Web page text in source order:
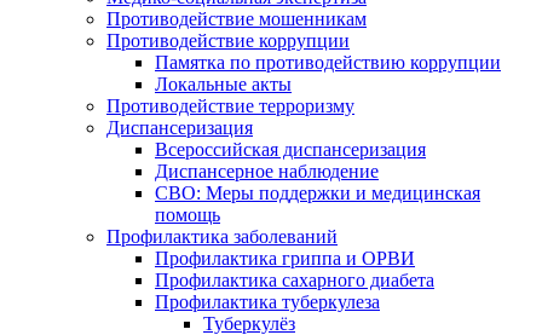
Противодействие мошенникам
Противодействие коррупции
Памятка по противодействию коррупции
Локальные акты
Противодействие терроризму
Диспансеризация
Всероссийская диспансеризация
Диспансерное наблюдение
СВО: Меры поддержки и медицинская
помощь
Профилактика заболеваний
Профилактика гриппа и ОРВИ
Профилактика сахарного диабета
Профилактика туберкулеза
Туберкулёз